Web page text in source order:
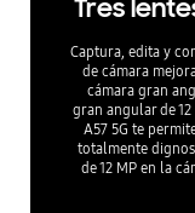
Tres
Captura, edita y
de cámara
cámara gran
gran angular de
A57 5G te
totalmente
de 12 MP en la